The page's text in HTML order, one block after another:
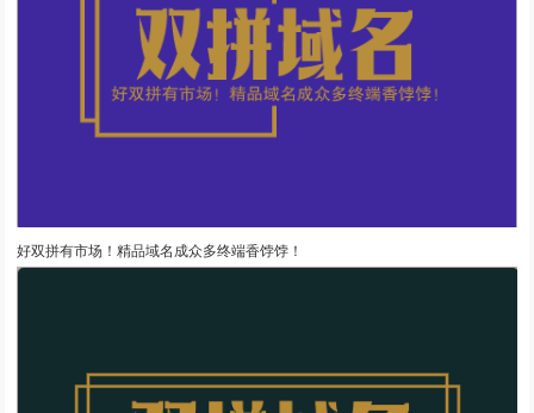
好双拼有市场！精品域名成众多终端香饽饽！